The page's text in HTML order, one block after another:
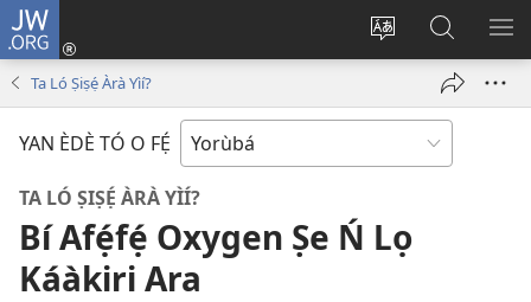
JW.ORG
Yí
pa
Wọlé
(opens
Wa
JW.ORG
Ta Ló Ṣiṣẹ́ Àrà Yìí?
YAN ÈDÈ TÓ O FẸ́
TA LÓ ṢIṢẸ́ ÀRÀ YÌÍ?
Bí Afẹ́fẹ́ Oxygen Ṣe Ń Lọ
Káàkiri Ara